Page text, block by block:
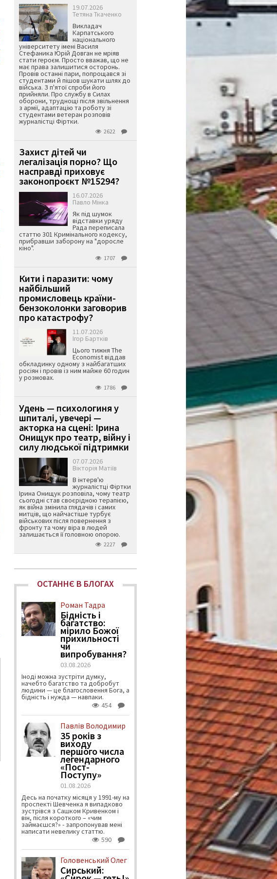
19.07.2026
Тетяна Ткаченко
Викладач
Карпатського
національного
університету імені Василя
Стефаника Юрій Довган не мріяв
стати героєм. Просто вважав, що не
має права залишитися осторонь.
Провів останні пари, попрощався зі
студентами й пішов шукати шлях до
війська. З п'ятої спроби його
прийняли. Про службу в Силах
оборони, труднощі після звільнення
з армії, адаптацію та роботу зі
студентами ветеран розповів
журналістці Фіртки.
2622
Захист дітей чи
легалізація порно? Що
насправді приховує
законопроєкт №15294?
16.07.2026
Павло Мінка
Як під шумок
відставки уряду
Рада переписала
статтю 301 Кримінального кодексу,
прибравши заборону на "доросле
кіно".
1707
Кити і паразити: чому
найбільший
промисловець країни-
бензоколонки заговорив
про катастрофу?
11.07.2026
Ігор Бартків
Цього тижня The
Economist віддав
обкладинку одному з найбагатших
росіян і провів із ним майже 60 годин
у розмовах.
1786
Удень — психологиня у
шпиталі, увечері —
акторка на сцені: Ірина
Онищук про театр, війну і
силу людської підтримки
07.07.2026
Вікторія Матіїв
В інтерв'ю
журналістці Фіртки
Ірина Онищук розповіла, чому театр
сьогодні став своєрідною терапією,
як війна змінила глядачів і самих
митців, що найчастіше турбує
військових після повернення з
фронту та чому віра в людей
залишається її головною опорою.
2227
ОСТАННЄ В БЛОГАХ
Роман Тадра
Бідність і
багатство:
мірило Божої
прихильності
чи
випробування?
03.08.2026
Іноді можна зустріти думку,
начебто багатство та добробут
людини — це благословення Бога, а
бідність і нужда — навпаки.
454
Павлів Володимир
35 років з
виходу
першого числа
легендарного
«Пост-
Поступу»
01.08.2026
Десь на початку місяця у 1991-му на
проспекті Шевченка я випадково
зустрівся з Сашком Кривенком і
він, після короткого – «чим
займаєшся?» - запропонував мені
написати невелику статтю.
590
Головенський Олег
Сирський: